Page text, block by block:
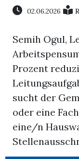
Veranstaltungen
Stellen
E-
Newsletter
App
02.06.2026
Semih Ogul,
Prozent
sucht der
oder eine
eine/n